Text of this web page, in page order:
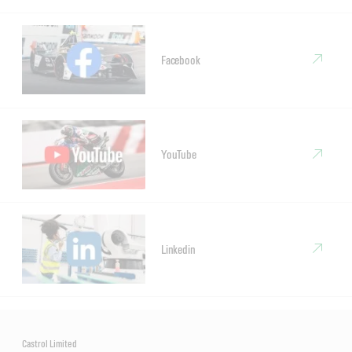
Facebook
YouTube
Linkedin
Castrol Limited